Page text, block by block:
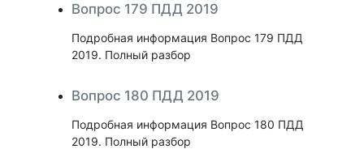
Вопрос 179 ПДД 2019
Подробная информация Вопрос 179 ПДД
2019. Полный разбор
Вопрос 180 ПДД 2019
Подробная информация Вопрос 180 ПДД
2019. Полный разбор